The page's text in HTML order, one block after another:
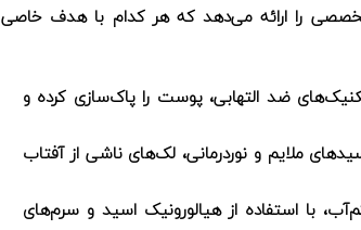
را ارائه می‌دهد که هر کدام با هدف خاصی
ضد التهابی، پوست را پاک‌سازی کرده و
ملایم و نوردرمانی، لک‌های ناشی از آفتاب
با استفاده از هیالورونیک اسید و سرم‌های